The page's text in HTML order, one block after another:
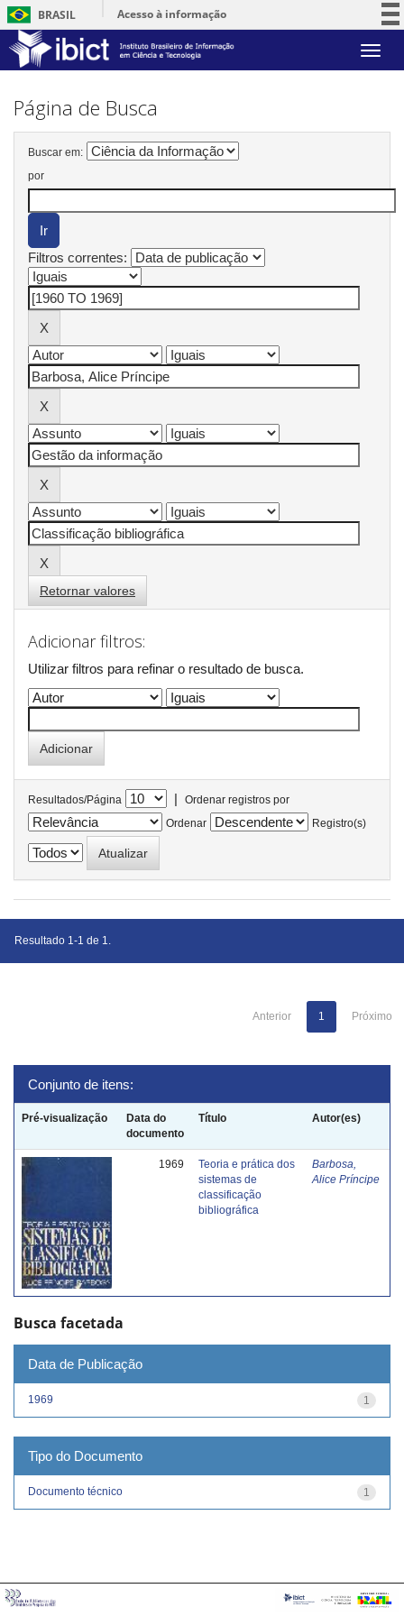
BRASIL
Acesso à informação
Serviços
Skip
Página de Busca
Buscar em:
por
Filtros correntes:
Retornar valores
Adicionar filtros:
Utilizar filtros para refinar o resultado de busca.
Resultados/Página |
Ordenar registros por
Ordenar
Registro(s)
Resultado 1-1 de 1.
Anterior 1 Próximo
Conjunto de itens:
Pré-visualização
Data do
documento
Título Autor(es)
1969
Teoria e prática dos
sistemas de
classificação
bibliográfica
Barbosa,
Alice Príncipe
Busca facetada
Data de Publicação
1
1969
Tipo do Documento
1
Documento técnico